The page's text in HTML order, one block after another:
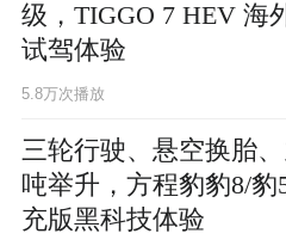
级，TIGGO 7 HEV 海
试驾体验
5.8万次播放
三轮行驶、悬空换胎
吨举升，方程豹豹8/豹
充版黑科技体验